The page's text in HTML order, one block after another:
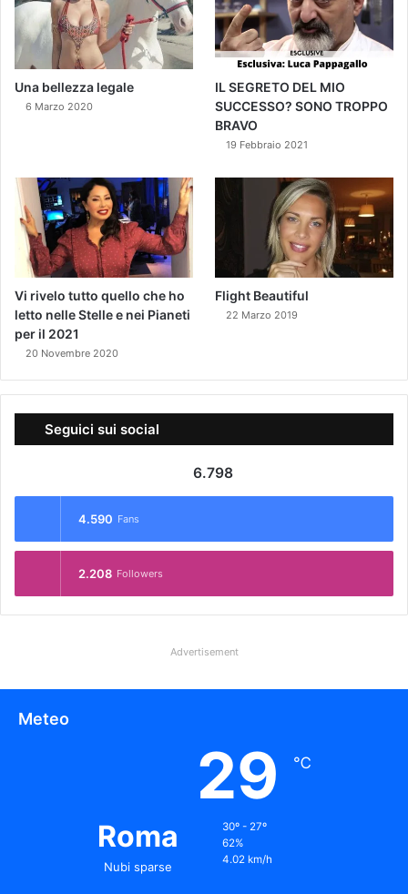
Una bellezza legale
6 Marzo 2020
IL SEGRETO DEL MIO
SUCCESSO? SONO TROPPO
BRAVO
19 Febbraio 2021
Vi rivelo tutto quello che ho
letto nelle Stelle e nei Pianeti
per il 2021
20 Novembre 2020
Flight Beautiful
22 Marzo 2019
Seguici sui social
6.798
4.590 Fans
2.208 Followers
Advertisement
Meteo
Roma
Nubi sparse
29 ℃
30º - 27º
62%
4.02 km/h